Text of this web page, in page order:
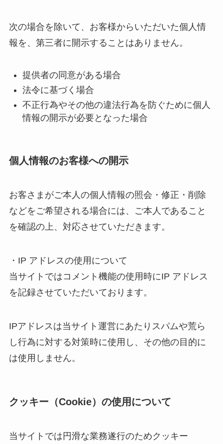
次の場合を除いて、お客様からいただいた個人情
報を、第三者に開示することはありません。
提供者の同意がある場合
法令に基づく場合
不正行為やその他の違法行為を防ぐために個人
情報の開示が必要となった場合
個人情報のお客様への開示
お客さまがご本人の個人情報の照会・修正・削除
などをご希望される場合には、ご本人であること
を確認の上、対応させていただきます。
・IP アドレスの使用について
当サイトではコメント機能の使用時にIP アドレス
を記録させていただいております。
IPアドレスは当サイト運営にあたりスパムや荒ら
し行為に対する対策時に使用し、その他の目的に
は使用しません。
クッキー（Cookie）の使用について
当サイトでは円滑な業務遂行のためクッキー